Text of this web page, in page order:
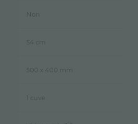
Non
54 cm
500 x 400 mm
1 cuve